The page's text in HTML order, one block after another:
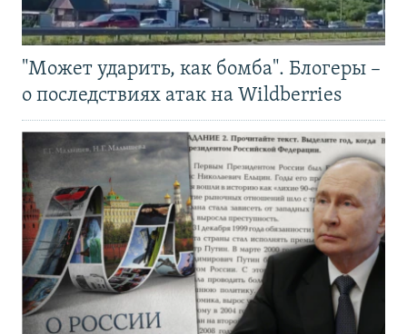
"Может ударить, как бомба". Блогеры –
о последствиях атак на Wildberries